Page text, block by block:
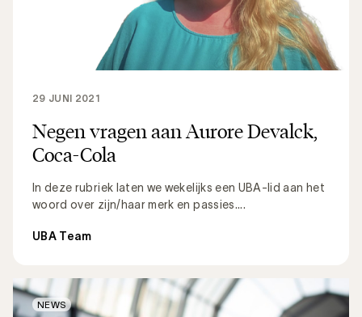
Negen vragen aan Aurore Devalck,
Coca-Cola
In deze rubriek laten we wekelijks een UBA-lid aan het
woord over zijn/haar merk en passies....
29 JUNI 2021
UBA Team
NEWS